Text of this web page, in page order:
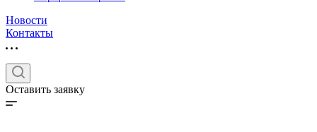
Новости
Контакты
Оставить заявку